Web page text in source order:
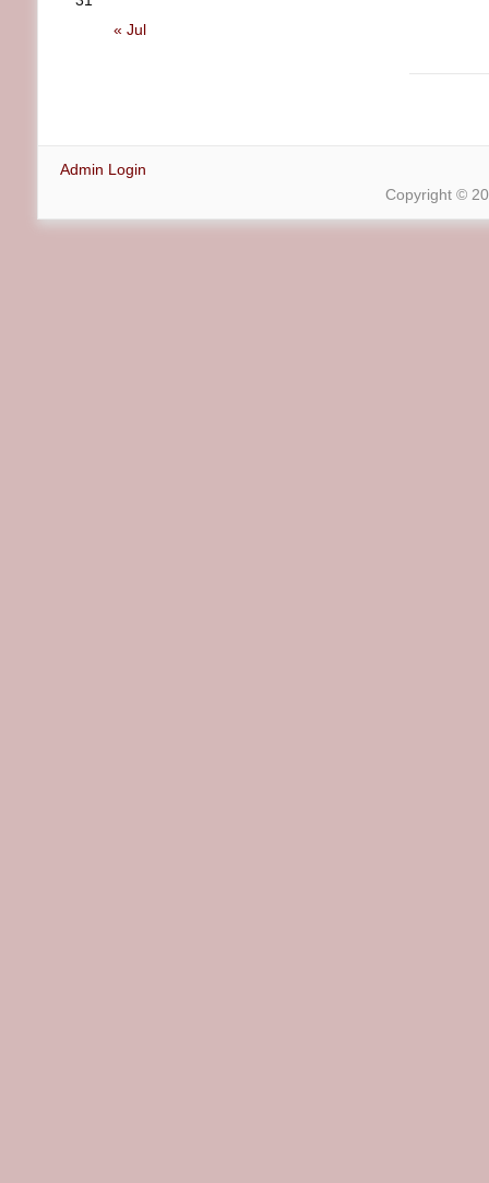
« Jul
Admin Login
Copyright ©